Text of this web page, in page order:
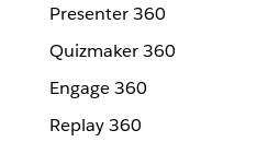
Presenter 360
Quizmaker 360
Engage 360
Replay 360